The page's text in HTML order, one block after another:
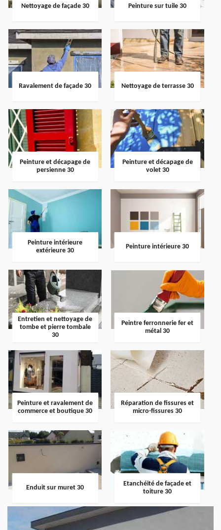
Nettoyage de façade 30 Peinture sur tuile 30
Ravalement de façade 30 Nettoyage de terrasse 30
Peinture et décapage de
persienne 30
Peinture et décapage de
volet 30
Peinture intérieure
extérieure 30
Peinture intérieure 30
Entretien et nettoyage de
tombe et pierre tombale
30
Peintre ferronnerie fer et
métal 30
Peinture et ravalement de
commerce et boutique 30
Réparation de fissures et
micro-fissures 30
Enduit sur muret 30
Etanchéité de façade et
toiture 30